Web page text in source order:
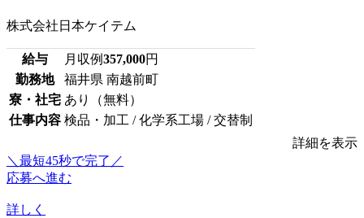
株式会社日本ケイテム
給与 月収例357,000円
勤務地
福井県 南越前町
寮・社宅 あり（無料）
仕事内容 検品・加工 / 化学系工場 / 交替制
詳細を表示
＼最短45秒で完了／
応募へ進む
詳しく